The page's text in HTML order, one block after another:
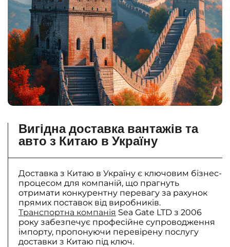
Вигідна доставка вантажів та
авто з Китаю в Україну
Доставка з Китаю в Україну є ключовим бізнес-
процесом для компаній, що прагнуть
отримати конкурентну перевагу за рахунок
прямих поставок від виробників.
Транспортна компанія Sea Gate LTD з 2006
року забезпечує професійне супроводження
імпорту, пропонуючи перевірену послугу
доставки з Китаю під ключ.